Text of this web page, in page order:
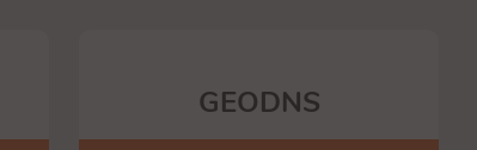
GEODNS